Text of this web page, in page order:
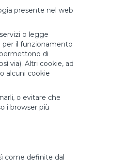
presente nel web
o legge
il funzionamento
di
via). Altri cookie, ad
alcuni cookie
o evitare che
i browser più
come definite dal